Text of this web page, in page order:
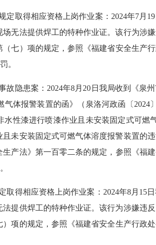
定取得相应资格上岗作业案 ： 2024年7月 19
无法提供焊工的特种作业证。该行为涉
（七）项的规定，参照《福建省安全生产
。
故隐患案 ： 2024年8月 20 日我局收到《泉
体报警装置的函》（泉洛河政函〔 2024
性漆进行喷漆作业且未安装固定式可燃
未安装固定式可燃气体溶度报警装置的
产法》第一百零二条的规定，参照
《福
取得相应资格上岗作业案 ： 2024年8月 15
提供焊工的特种作业证。该行为涉嫌违
项的规定，参照
《福建省安全生产行政